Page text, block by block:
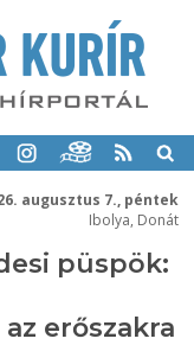
augusztus 7., péntek
Ibolya, Donát
püspök:
erőszakra